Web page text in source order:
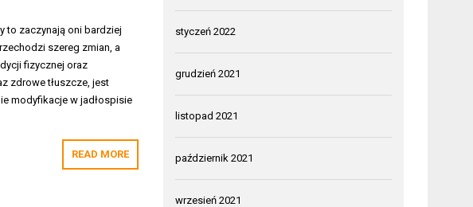
to zaczynają oni bardziej
szereg zmian, a
fizycznej oraz
zdrowe tłuszcze, jest
modyfikacje w jadłospisie
READ MORE
styczeń 2022
grudzień 2021
listopad 2021
październik 2021
wrzesień 2021